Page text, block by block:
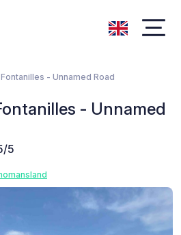
- Unnamed Road
- Unnamed
5